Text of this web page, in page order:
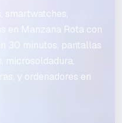
smartwatches,
en Manzana Rota con
30 minutos, pantallas
microsoldadura,
y ordenadores en